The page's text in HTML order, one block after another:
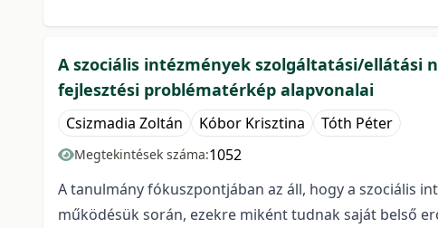
A szociális intézmények szolgáltatási/ellátási
fejlesztési problématérkép alapvonalai
Csizmadia Zoltán Kóbor Krisztina Tóth Péter
Megtekintések száma:1052
A tanulmány fókuszpontjában az áll, hogy a szociális
működésük során, ezekre miként tudnak saját belső